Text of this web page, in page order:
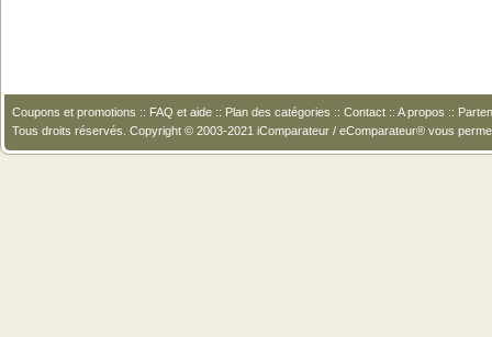
Coupons et promotions :: FAQ et aide :: Plan des catégories :: Contact :: A propos ::
Tous droits réservés. Copyright © 2003-2021 iComparateur / eComparateur® vous